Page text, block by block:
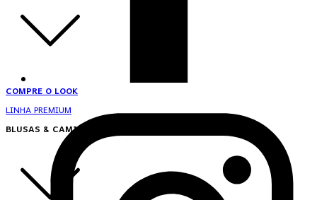
COMPRE O LOOK
LINHA PREMIUM
BLUSAS & CAMISAS